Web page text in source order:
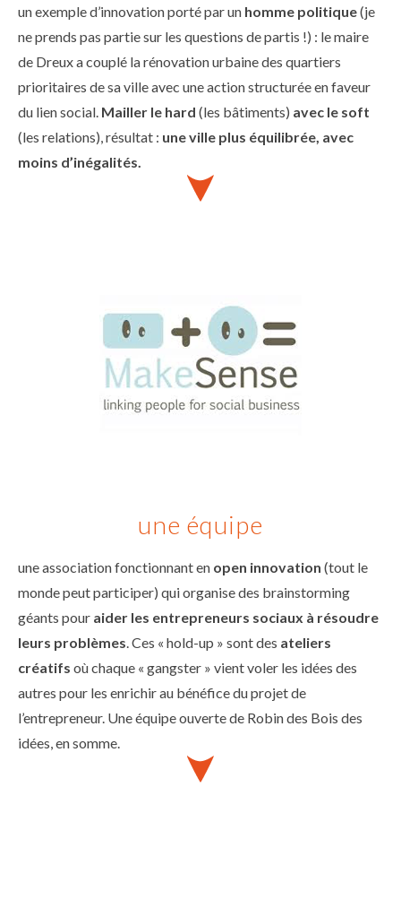
un exemple d’innovation porté par un homme politique(je
ne prends pas partie sur les questions de partis !) : le maire
de Dreux a couplé la rénovation urbaine des quartiers
prioritaires de sa ville avec une action structurée en faveur
du lien social. Mailler le hard (les bâtiments) avec le soft
(les relations), résultat : une ville plus équilibrée, avec
moins d’inégalités.
une équipe
une association fonctionnant en open innovation (tout le
monde peut participer) qui organise des brainstorming
géants pour aider les entrepreneurs sociaux à résoudre
leurs problèmes. Ces « hold-up » sont des ateliers
créatifs où chaque « gangster » vient voler les idées des
autres pour les enrichir au bénéfice du projet de
l’entrepreneur. Une équipe ouverte de Robin des Bois des
idées, en somme.